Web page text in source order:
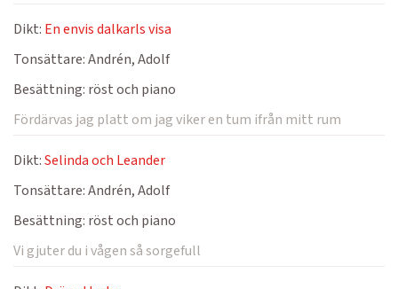
Dikt: En envis dalkarls visa
Tonsättare:Andrén, Adolf
Besättning: röst och piano
Fördärvas jag platt om jag viker en tum ifrån mitt rum
Dikt:Selinda och Leander
Tonsättare:Andrén, Adolf
Besättning: röst och piano
Vi gjuter du i vågen så sorgefull